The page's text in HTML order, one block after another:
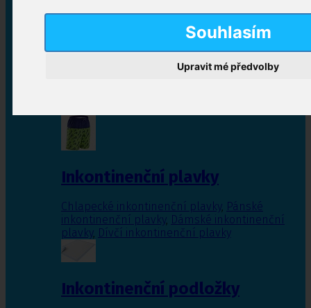
Souhlasím
Upravit mé předvolby
Inkontinenční vložky
Inkontinenční plavky
Chlapecké inkontinenční plavky, Pánské
inkontinenční plavky, Dámské inkontinenční
plavky, Dívčí inkontinenční plavky
Inkontinenční podložky